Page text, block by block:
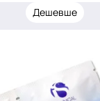
Дешевше